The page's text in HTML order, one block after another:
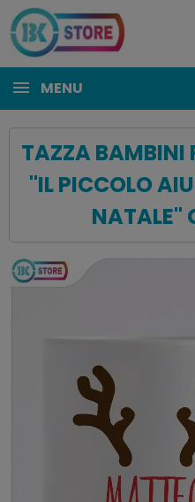
MENU
TAZZA BAMBINI
"IL PICCOLO
NATALE"